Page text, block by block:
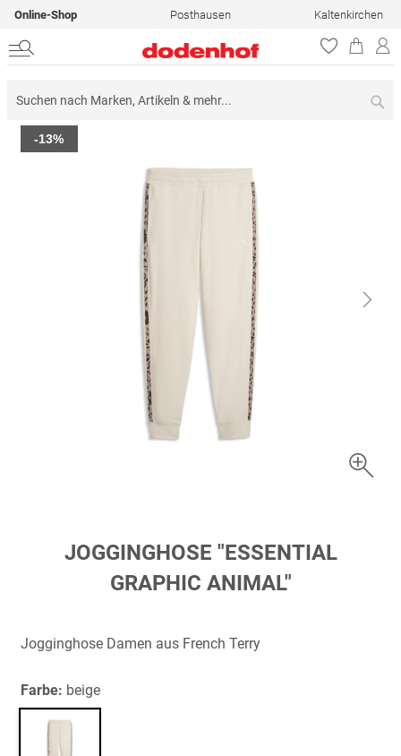
Online-Shop Posthausen Kaltenkirchen
Zum
Ende
-13%
JOGGINGHOSE "ESSENTIAL
GRAPHIC ANIMAL"
Jogginghose Damen aus French Terry
Farbe: beige